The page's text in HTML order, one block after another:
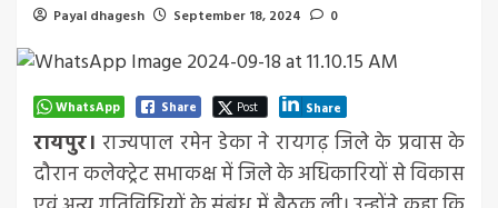
Payal dhagesh September 18, 2024 0
WhatsApp Share Post Share
रायपुर। राज्यपाल रमेन डेका ने रायगढ़ जिले के प्रवास के
दौरान कलेक्ट्रेट सभाकक्ष में जिले के अधिकारियों से विकास